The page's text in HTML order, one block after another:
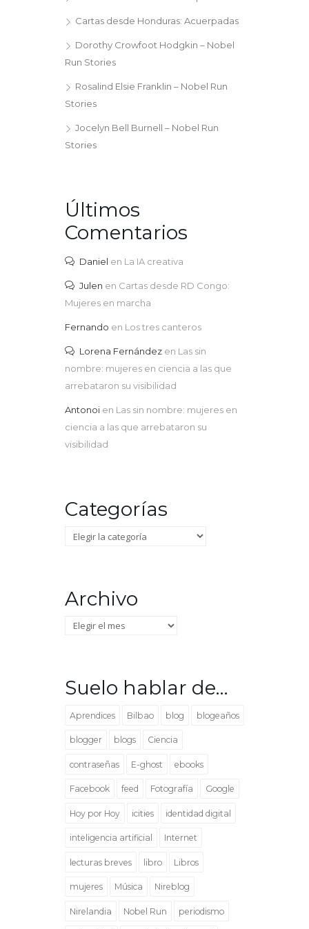
Cartas desde Honduras: Acuerpadas
Dorothy Crowfoot Hodgkin – Nobel
Run Stories
Rosalind Elsie Franklin – Nobel Run
Stories
Jocelyn Bell Burnell – Nobel Run
Stories
Últimos
Comentarios
Daniel en La IA creativa
Julen en Cartas desde RD Congo:
Mujeres en marcha
Fernando en Los tres canteros
Lorena Fernández en Las sin
nombre: mujeres en ciencia a las que
arrebataron su visibilidad
Antonoi en Las sin nombre: mujeres en
ciencia a las que arrebataron su
visibilidad
Categorías
Categorías
Archivo
Archivo
Suelo hablar de…
Aprendices Bilbao blog blogeaños
blogger blogs Ciencia
contraseñas E-ghost ebooks
Facebook feed Fotografía Google
Hoy por Hoy icities identidad digital
inteligencia artificial Internet
lecturas breves libro Libros
mujeres Música Nireblog
Nirelandia Nobel Run periodismo